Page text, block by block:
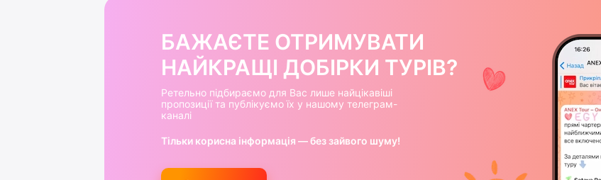
БАЖАЄТЕ ОТРИМУВАТИ
НАЙКРАЩІ ДОБІРКИ ТУРІВ?
Ретельно підбираємо для Вас лише найцікавіші
пропозиції та публікуємо їх у нашому телеграм-
каналі
Тільки корисна інформація — без зайвого шуму!